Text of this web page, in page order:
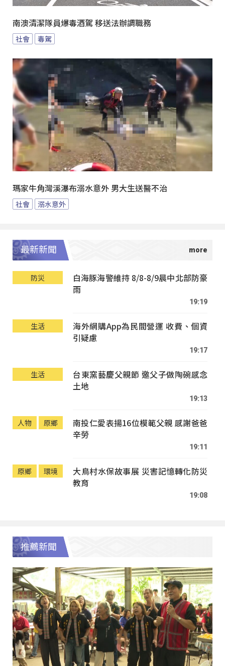
南澳清潔隊員爆毒酒駕 移送法辦調職務
社會 毒駕
瑪家牛角灣溪瀑布溺水意外 男大生送醫不治
社會 溺水意外
最新新聞
防災
白海豚海警維持 8/8-8/9晨中北部防豪
雨
19:19
生活
海外網購App為民間營運 收費、個資
引疑慮
19:17
生活
台東窯藝慶父親節 邀父子做陶碗感念
土地
19:13
人物 原鄉
南投仁愛表揚16位模範父親 感謝爸爸
辛勞
19:11
原鄉 環境
大鳥村水保故事展 災害記憶轉化防災
教育
19:08
推薦新聞